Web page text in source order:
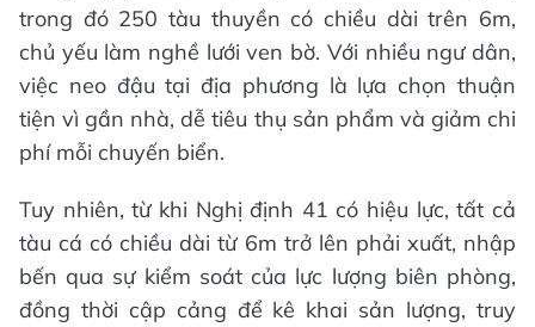
trong đó 250 tàu thuyền có chiều dài trên 6m,
chủ yếu làm nghề lưới ven bờ. Với nhiều ngư dân,
việc neo đậu tại địa phương là lựa chọn thuận
tiện vì gần nhà, dễ tiêu thụ sản phẩm và giảm chi
phí mỗi chuyến biển.
Tuy nhiên, từ khi Nghị định 41 có hiệu lực, tất cả
tàu cá có chiều dài từ 6m trở lên phải xuất, nhập
bến qua sự kiểm soát của lực lượng biên phòng,
đồng thời cập cảng để kê khai sản lượng, truy